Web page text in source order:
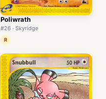
Poliwrath
#26 · Skyridge
R